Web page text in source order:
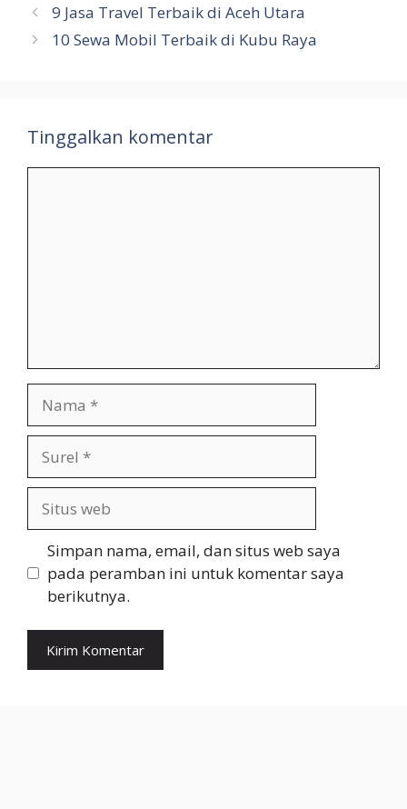
9 Jasa Travel Terbaik di Aceh Utara
10 Sewa Mobil Terbaik di Kubu Raya
Tinggalkan komentar
web
Simpan nama, email, dan situs web saya
pada peramban ini untuk komentar saya
berikutnya.